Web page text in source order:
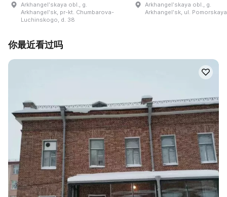
Arkhangelʹskaya obl., g.
Arkhangelʹsk, pr-kt. Chumbarova-
Luchinskogo, d. 38
Arkhangelʹskaya obl., g.
Arkhangelʹsk, ul.
你最近看过吗